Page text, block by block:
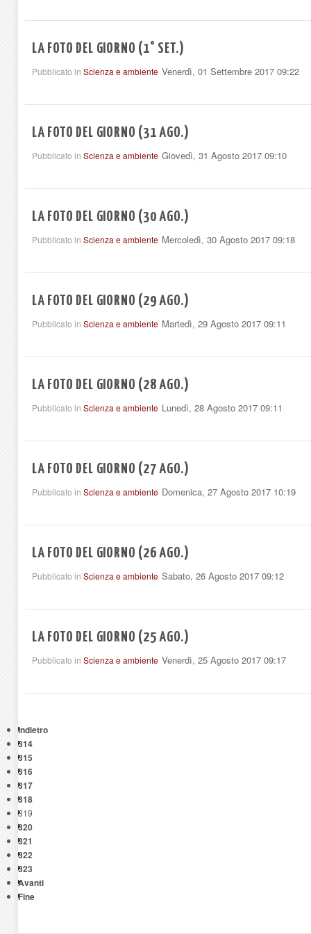
LA FOTO DEL GIORNO (1° SET.)
Pubblicato in Scienza e ambiente Venerdì, 01 Settembre 2017 09:22
LA FOTO DEL GIORNO (31 AGO.)
Pubblicato in Scienza e ambiente Giovedì, 31 Agosto 2017 09:10
LA FOTO DEL GIORNO (30 AGO.)
Pubblicato in Scienza e ambiente Mercoledì, 30 Agosto 2017 09:18
LA FOTO DEL GIORNO (29 AGO.)
Pubblicato in Scienza e ambiente Martedì, 29 Agosto 2017 09:11
LA FOTO DEL GIORNO (28 AGO.)
Pubblicato in Scienza e ambiente Lunedì, 28 Agosto 2017 09:11
LA FOTO DEL GIORNO (27 AGO.)
Pubblicato in Scienza e ambiente Domenica, 27 Agosto 2017 10:19
LA FOTO DEL GIORNO (26 AGO.)
Pubblicato in Scienza e ambiente Sabato, 26 Agosto 2017 09:12
LA FOTO DEL GIORNO (25 AGO.)
Pubblicato in Scienza e ambiente Venerdì, 25 Agosto 2017 09:17
Indietro
314
315
316
317
318
319
320
321
322
323
Avanti
Fine